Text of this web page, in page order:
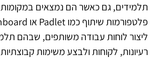
תלמידים, גם כאשר הם נמצאים
ליצור לוחות עבודה משותפים, שבהם
רעיונות, לקוחות ולבצע משימות